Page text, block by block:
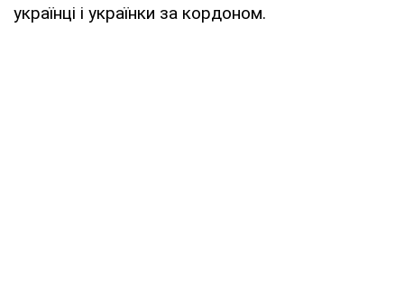
українці і українки за кордоном.